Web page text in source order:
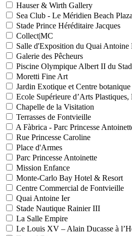
Hauser & Wirth Gallery
Sea Club - Le Méridien Beach Plaza
Stade Prince Héréditaire Jacques
Collect|MC
Salle d'Exposition du Quai Antoine
Galerie des Pêcheurs
Piscine Olympique Albert II du
Moretti Fine Art
Jardin Exotique et Centre
Ecole Supérieure d’Arts
Chapelle de la Visitation
Terrasses de Fontvieille
A Fàbrica - Parc Princesse
Rue Princesse Caroline
Place d'Armes
Parc Princesse Antoinette
Mission Enfance
Monte-Carlo Bay Hotel & Resort
Centre Commercial de Fontvieille
Quai Antoine Ier
Stade Nautique Rainier III
La Salle Empire
Le Louis XV – Alain Ducasse à